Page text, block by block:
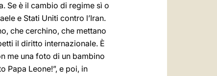
Se è il cambio di regime sì o
e Stati Uniti contro l’Iran.
che cerchino, che mettano
il diritto internazionale. È
me una foto di un bambino
Papa Leone!”, e poi, in